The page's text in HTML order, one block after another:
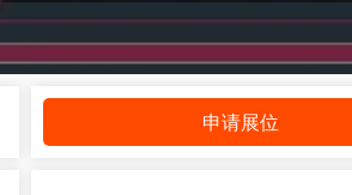
申请展位